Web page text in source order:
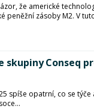
že americké
peněžní zásoby M2. V
Conseq
spíše opatrní, co se